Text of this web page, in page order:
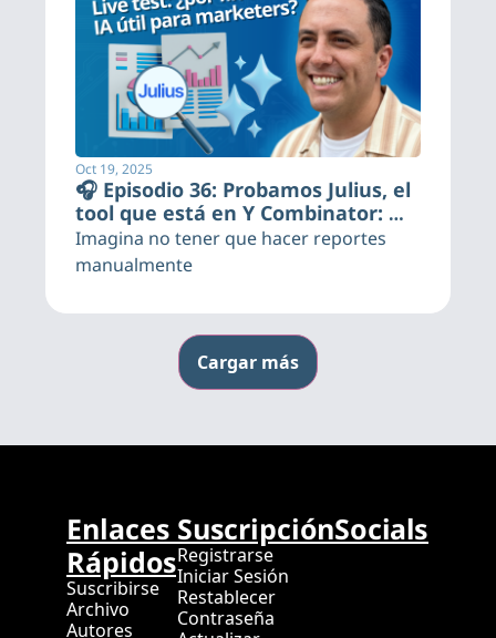
Oct 19, 2025
🎧 Episodio 36: Probamos Julius, el
tool que está en Y Combinator:
¿hype o realidad?
Imagina no tener que hacer reportes
manualmente
Cargar más
Enlaces
Rápidos
Suscribirse
Archivo
Autores
Suscripción
Registrarse
Iniciar Sesión
Restablecer
Contraseña
Socials